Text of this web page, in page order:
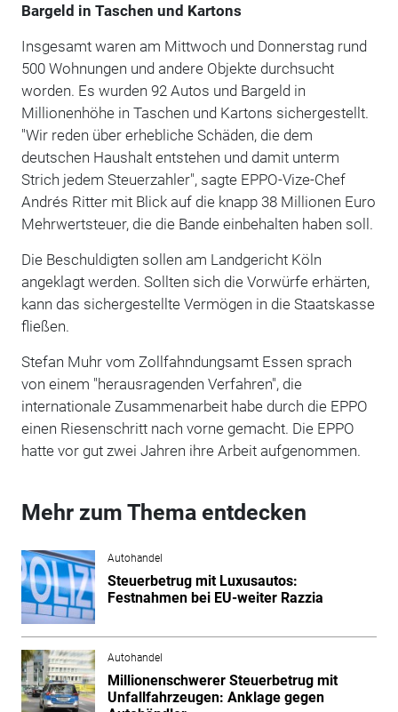
Bargeld in Taschen und Kartons
Insgesamt waren am Mittwoch und Donnerstag rund
500 Wohnungen und andere Objekte durchsucht
worden. Es wurden 92 Autos und Bargeld in
Millionenhöhe in Taschen und Kartons sichergestellt.
"Wir reden über erhebliche Schäden, die dem
deutschen Haushalt entstehen und damit unterm
Strich jedem Steuerzahler", sagte EPPO-Vize-Chef
Andrés Ritter mit Blick auf die knapp 38 Millionen Euro
Mehrwertsteuer, die die Bande einbehalten haben soll.
Die Beschuldigten sollen am Landgericht Köln
angeklagt werden. Sollten sich die Vorwürfe erhärten,
kann das sichergestellte Vermögen in die Staatskasse
fließen.
Stefan Muhr vom Zollfahndungsamt Essen sprach
von einem "herausragenden Verfahren", die
internationale Zusammenarbeit habe durch die EPPO
einen Riesenschritt nach vorne gemacht. Die EPPO
hatte vor gut zwei Jahren ihre Arbeit aufgenommen.
Mehr zum Thema entdecken
Autohandel
Steuerbetrug mit Luxusautos:
Festnahmen bei EU-weiter Razzia
Autohandel
Millionenschwerer Steuerbetrug mit
Unfallfahrzeugen: Anklage gegen